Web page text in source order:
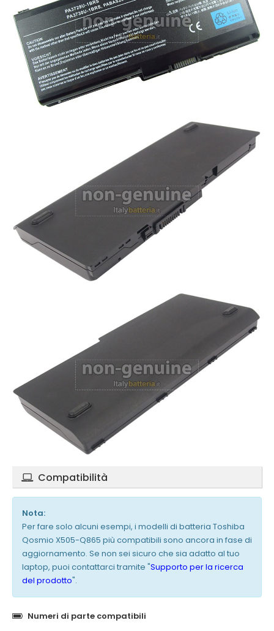
Compatibilità
Nota:
Per fare solo alcuni esempi, i modelli di batteria Toshiba
Qosmio X505-Q865 più compatibili sono ancora in fase di
aggiornamento. Se non sei sicuro che sia adatto al tuo
laptop, puoi contattarci tramite "Supporto per la ricerca
del prodotto".
Numeri di parte compatibili